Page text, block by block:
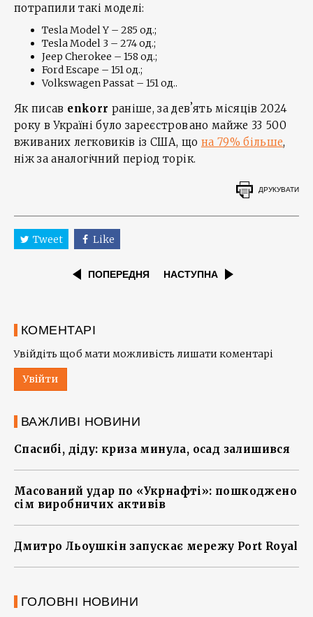
потрапили такі моделі:
Tesla Model Y – 285 од.;
Tesla Model 3 – 274 од.;
Jeep Cherokee – 158 од.;
Ford Escape – 151 од.;
Volkswagen Passat – 151 од..
Як писав enkorr раніше, за девʼять місяців 2024
року в Україні було зареєстровано майже 33 500
вживаних легковиків із США, що на 79% більше,
ніж за аналогічний період торік.
ДРУКУВАТИ
Tweet Like
ПОПЕРЕДНЯ НАСТУПНА
КОМЕНТАРІ
Увійдіть щоб мати можливість лишати коментарі
Увійти
ВАЖЛИВІ НОВИНИ
Спасибі, діду: криза минула, осад залишився
Масований удар по «Укрнафті»: пошкоджено
сім виробничих активів
Дмитро Льоушкін запускає мережу Port Royal
ГОЛОВНІ НОВИНИ